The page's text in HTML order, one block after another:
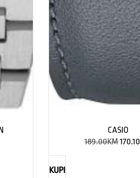
CASIO
189.00KM170.10
KUPI